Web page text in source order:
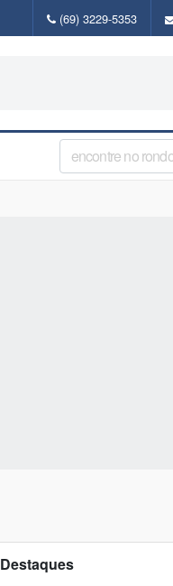
(69) 3229-5353
Destaques